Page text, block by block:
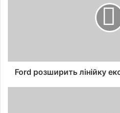
Ford розширить лінійку